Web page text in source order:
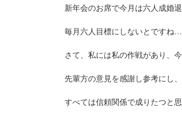
新年会のお席で今月は六人成婚
毎月六人目標にしないとですね
さて、私には私の作戦があり、
先輩方の意見を感謝し参考にし
すべては信頼関係で成りたつと思